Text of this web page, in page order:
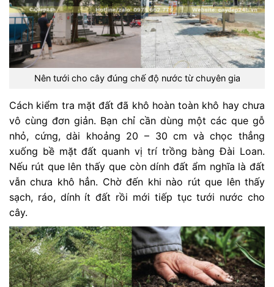
Nên tưới cho cây đúng chế độ nước từ chuyên gia
Cách kiểm tra mặt đất đã khô hoàn toàn khô hay chưa
vô cùng đơn giản. Bạn chỉ cần dùng một các que gỗ
nhỏ, cứng, dài khoảng 20 – 30 cm và chọc thẳng
xuống bề mặt đất quanh vị trí trồng bàng Đài Loan.
Nếu rút que lên thấy que còn dính đất ẩm nghĩa là đất
vẫn chưa khô hẳn. Chờ đến khi nào rút que lên thấy
sạch, ráo, dính ít đất rồi mới tiếp tục tưới nước cho
cây.